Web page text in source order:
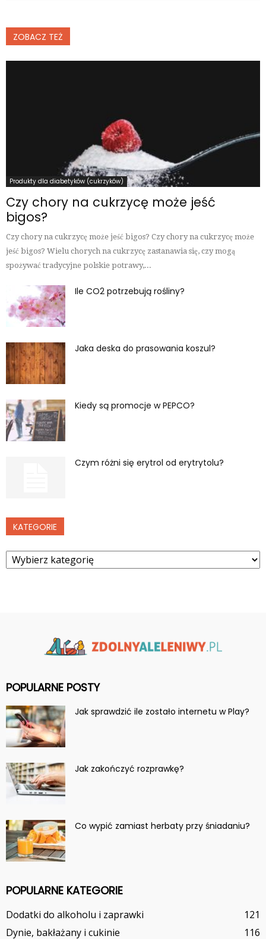
ZOBACZ TEŻ
Produkty dla diabetyków (cukrzyków)
Czy chory na cukrzycę może jeść
bigos?
Czy chory na cukrzycę może jeść bigos? Czy chory na cukrzycę może
jeść bigos? Wielu chorych na cukrzycę zastanawia się, czy mogą
spożywać tradycyjne polskie potrawy,...
Ile CO2 potrzebują rośliny?
Jaka deska do prasowania koszul?
Kiedy są promocje w PEPCO?
Czym różni się erytrol od erytrytolu?
KATEGORIE
Kategorie
POPULARNE POSTY
Jak sprawdzić ile zostało internetu w Play?
Jak zakończyć rozprawkę?
Co wypić zamiast herbaty przy śniadaniu?
POPULARNE KATEGORIE
Dodatki do alkoholu i zaprawki
121
Dynie, bakłażany i cukinie
116